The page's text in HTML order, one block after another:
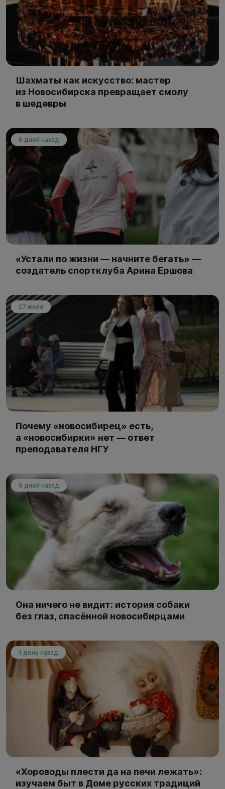
Шахматы как искусство: мастер
из Новосибирска превращает смолу
в шедевры
8 дней назад
«Устали по жизни — начните бегать» —
создатель спортклуба Арина Ершова
27 июля
Почему «новосибирец» есть,
а «новосибирки» нет — ответ
преподавателя НГУ
9 дней назад
Она ничего не видит: история собаки
без глаз, спасённой новосибирцами
1 день назад
«Хороводы плести да на печи лежать»:
изучаем быт в Доме русских традиций